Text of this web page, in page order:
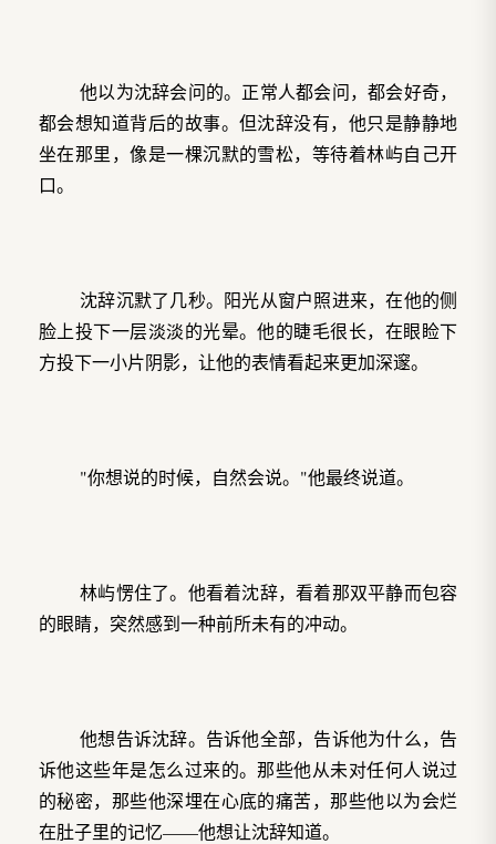
他以为沈辞会问的。正常人都会问，都会好奇，
都会想知道背后的故事。但沈辞没有，他只是静静地
坐在那里，像是一棵沉默的雪松，等待着林屿自己开
口。
沈辞沉默了几秒。阳光从窗户照进来，在他的侧
脸上投下一层淡淡的光晕。他的睫毛很长，在眼睑下
方投下一小片阴影，让他的表情看起来更加深邃。
"你想说的时候，自然会说。"他最终说道。
林屿愣住了。他看着沈辞，看着那双平静而包容
的眼睛，突然感到一种前所未有的冲动。
他想告诉沈辞。告诉他全部，告诉他为什么，告
诉他这些年是怎么过来的。那些他从未对任何人说过
的秘密，那些他深埋在心底的痛苦，那些他以为会烂
在肚子里的记忆——他想让沈辞知道。